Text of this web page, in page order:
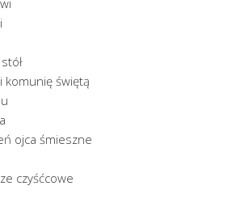
komunię świętą
ojca śmieszne
czyśćcowe